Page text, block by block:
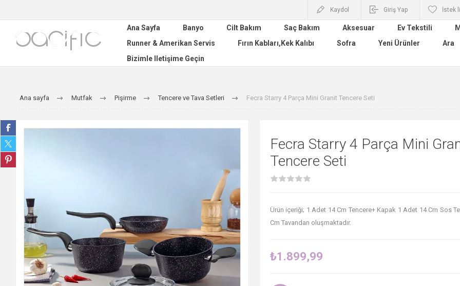
Kaydol Giriş Yap İstek
Ana Sayfa Banyo Cilt Bakım Saç Bakım Aksesuar Ev Tekstili
Runner & Amerikan Servis
Fırın Kabları,Kek Kalıbı Sofra Yeni Ürünler Ara
Bizimle Iletişime Geçin
Ana sayfa Mutfak Pişirme Tencere ve Tava Setleri Fecra Starry 4 Parça Mini Granit Tencere Seti
Fecra Starry 4 Parça Mini
Tencere Seti
Ürün içeriği; 1 Adet 14 Cm Tencere+ Kapak 1 Adet 14 Cm Sos
Cm Tavandan oluşmaktadır.
₺1.899,99